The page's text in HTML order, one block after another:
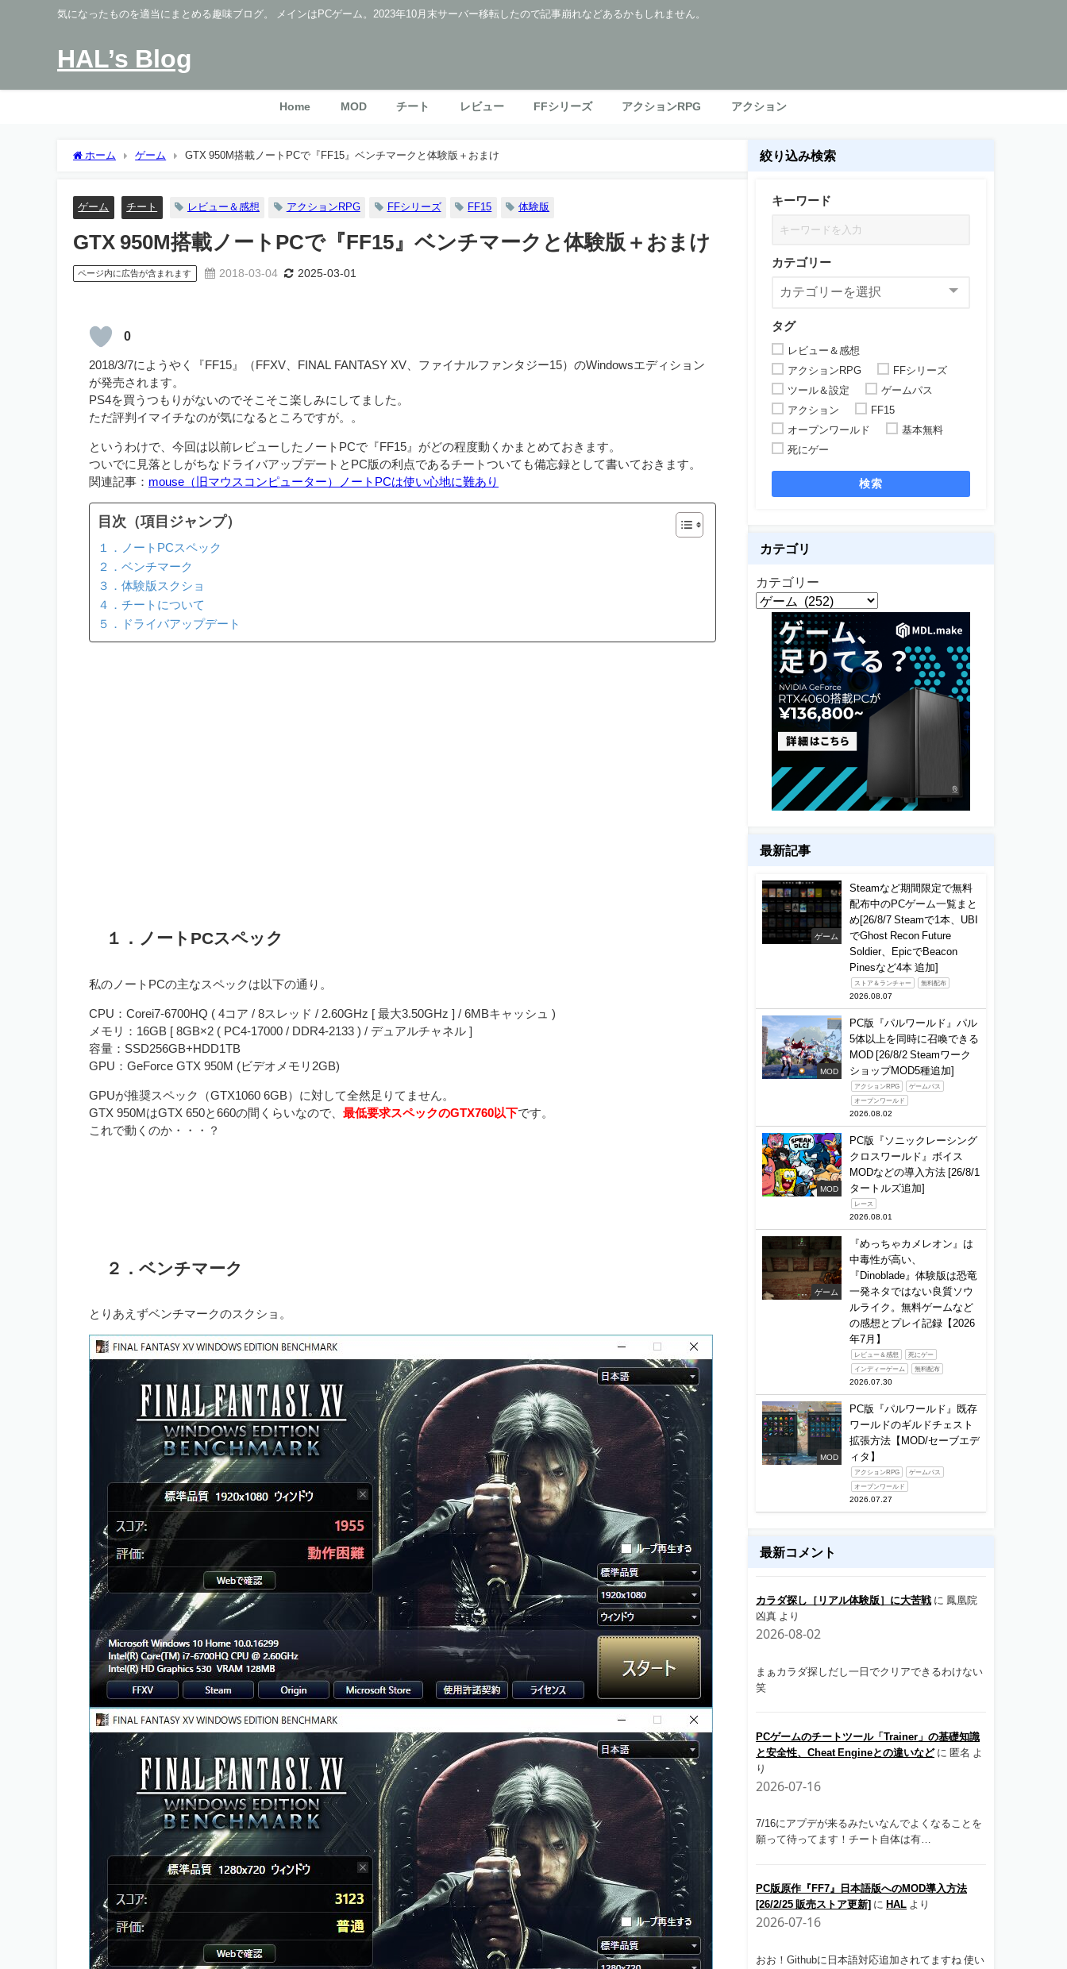
気になったものを適当にまとめる趣味ブログ。 メインはPCゲーム。2023年10月末サーバー移転したので記事崩れなどあるかもしれません。
HAL’s Blog
Home MOD チート レビュー FFシリーズ アクションRPG アクション
ホーム ゲーム GTX 950M搭載ノートPCで『FF15』ベンチマークと体験版＋おまけ
ゲーム チート レビュー＆感想 アクションRPG FFシリーズ FF15 体験版
GTX 950M搭載ノートPCで『FF15』ベンチマークと体験版＋おまけ
ページ内に広告が含まれます 2018-03-04 2025-03-01
0
2018/3/7にようやく『FF15』（FFXV、FINAL FANTASY XV、ファイナルファンタジー15）のWindowsエディション
が発売されます。
PS4を買うつもりがないのでそこそこ楽しみにしてました。
ただ評判イマイチなのが気になるところですが。。
というわけで、今回は以前レビューしたノートPCで『FF15』がどの程度動くかまとめておきます。
ついでに見落としがちなドライバアップデートとPC版の利点であるチートついても備忘録として書いておきます。
関連記事： mouse（旧マウスコンピューター）ノートPCは使い心地に難あり
目次（項目ジャンプ）
１．ノートPCスペック
２．ベンチマーク
３．体験版スクショ
４．チートについて
５．ドライバアップデート
１．ノートPCスペック
私のノートPCの主なスペックは以下の通り。
CPU：Corei7-6700HQ ( 4コア / 8スレッド / 2.60GHz [ 最大3.50GHz ] / 6MBキャッシュ )
メモリ：16GB [ 8GB×2 ( PC4-17000 / DDR4-2133 ) / デュアルチャネル ]
容量：SSD256GB+HDD1TB
GPU：GeForce GTX 950M (ビデオメモリ2GB)
GPUが推奨スペック（GTX1060 6GB）に対して全然足りてません。
GTX 950MはGTX 650と660の間くらいなので、 最低要求スペックのGTX760以下です。
これで動くのか・・・？
２．ベンチマーク
とりあえずベンチマークのスクショ。
絞り込み検索
キーワード
カテゴリー
タグ
レビュー＆感想
アクションRPG
FFシリーズ
ツール＆設定
ゲームパス
アクション
FF15
オープンワールド
基本無料
死にゲー
検索
カテゴリ
カテゴリー
最新記事
ゲーム
Steamなど期間限定で無料
配布中のPCゲーム一覧まと
め[26/8/7 Steamで1本、UBI
でGhost Recon Future
Soldier、EpicでBeacon
Pinesなど4本 追加]
ストア＆ランチャー 無料配布
2026.08.07
MOD
PC版『パルワールド』パル
5体以上を同時に召喚できる
MOD [26/8/2 Steamワーク
ショップMOD5種追加]
アクションRPG ゲームパス
オープンワールド
2026.08.02
MOD
PC版『ソニックレーシング
クロスワールド』ボイス
MODなどの導入方法 [26/8/1
タートルズ追加]
レース
2026.08.01
ゲーム
『めっちゃカメレオン』は
中毒性が高い、
『Dinoblade』体験版は恐竜
一発ネタではない良質ソウ
ルライク。無料ゲームなど
の感想とプレイ記録【2026
年7月】
レビュー＆感想 死にゲー
インディーゲーム 無料配布
2026.07.30
MOD
PC版『パルワールド』既存
ワールドのギルドチェスト
拡張方法【MOD/セーブエデ
ィタ】
アクションRPG ゲームパス
オープンワールド
2026.07.27
最新コメント
カラダ探し［リアル体験版］に大苦戦 に
鳳凰院
凶真 より
2026-08-02
まぁカラダ探しだし一日でクリアできるわけない
笑
PCゲームのチートツール「Trainer」の基礎知識
と安全性、Cheat Engineとの違いなどに 匿名 よ
り
2026-07-16
7/16にアプデが来るみたいなんでよくなることを
願って待ってます！チート自体は有…
PC版原作『FF7』日本語版へのMOD導入方法
[26/2/25 販売ストア更新] に HAL より
2026-07-16
おお！Githubに日本語対応追加されてますね 使い